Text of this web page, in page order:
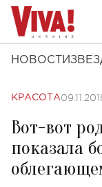
НОВОСТИ
КРАСОТА
Вот-вот
показала